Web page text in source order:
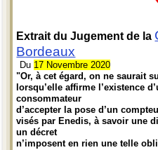
Extrait du Jugement de la
Bordeaux
Du 17 Novembre 2020
"Or, à cet égard, on ne saurait
lorsqu’elle affirme l’existence
consommateur
d’accepter la pose d’un
visés par Enedis, à savoir une
un décret
n’imposent en rien une telle